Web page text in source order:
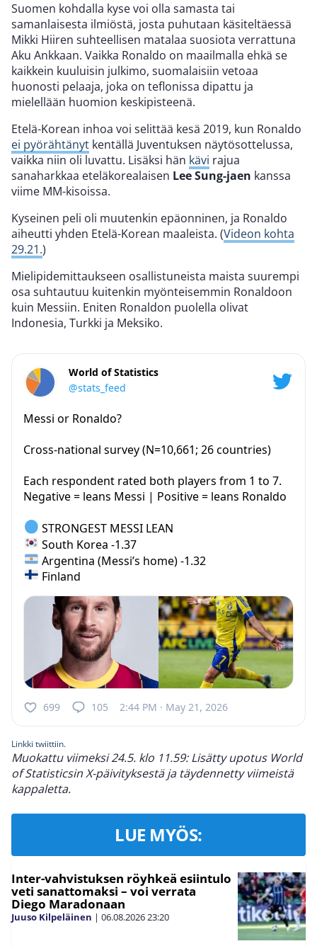
Suomen kohdalla kyse voi olla samasta tai
samanlaisesta ilmiöstä, josta puhutaan käsiteltäessä
Mikki Hiiren suhteellisen matalaa suosiota verrattuna
Aku Ankkaan. Vaikka Ronaldo on maailmalla ehkä se
kaikkein kuuluisin julkimo, suomalaisiin vetoaa
huonosti pelaaja, joka on teflonissa dipattu ja
mielellään huomion keskipisteenä.
Etelä-Korean inhoa voi selittää kesä 2019, kun Ronaldo
ei pyörähtänyt kentällä Juventuksen näytösottelussa,
vaikka niin oli luvattu. Lisäksi hän kävi rajua
sanaharkkaa eteläkorealaisen Lee Sung-jaen kanssa
viime MM-kisoissa.
Kyseinen peli oli muutenkin epäonninen, ja Ronaldo
aiheutti yhden Etelä-Korean maaleista. (Videon kohta
29.21.)
Mielipidemittaukseen osallistuneista maista suurempi
osa suhtautuu kuitenkin myönteisemmin Ronaldoon
kuin Messiin. Eniten Ronaldon puolella olivat
Indonesia, Turkki ja Meksiko.
World of Statistics
@stats_feed
Messi or Ronaldo?
Cross-national survey (N=10,661; 26 countries)
Each respondent rated both players from 1 to 7.
Negative = leans Messi | Positive = leans Ronaldo
STRONGEST MESSI LEAN
South Korea -1.37
Argentina (Messi’s home) -1.32
Finland
699 105 2:44 PM · May 21, 2026
Linkki twiittiin.
Muokattu viimeksi 24.5. klo 11.59: Lisätty upotus World
of Statisticsin X-päivityksestä ja täydennetty viimeistä
kappaletta.
LUE MYÖS:
Inter-vahvistuksen röyhkeä esiintulo
veti sanattomaksi – voi verrata
Diego Maradonaan
Juuso Kilpeläinen | 06.08.202623:20